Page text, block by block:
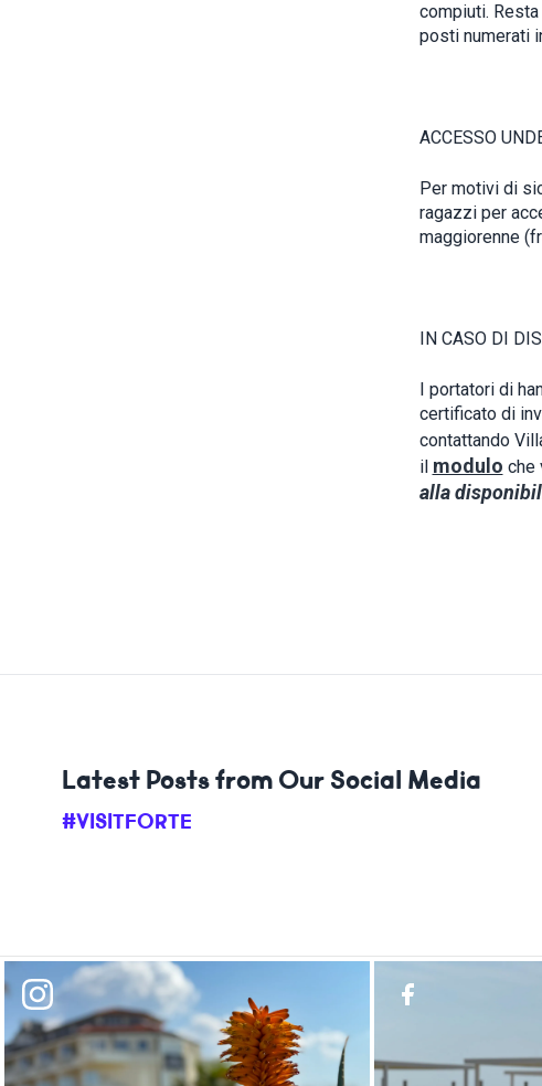
compiuti.
posti numerati
ACCESSO
Per motivi di
ragazzi per
maggiorenne
IN CASO DI
I portatori di
certificato di
contattando
il modulo che
alla
Latest Posts from Our Social Media
#VISITFORTE